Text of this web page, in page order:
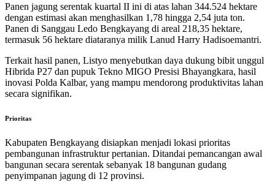
Panen jagung serentak kuartal II ini di atas lahan 344.524 hektare
dengan estimasi akan menghasilkan 1,78 hingga 2,54 juta ton.
Panen di Sanggau Ledo Bengkayang di areal 218,35 hektare,
termasuk 56 hektare diataranya milik Lanud Harry Hadisoemantri.
Terkait hasil panen, Listyo menyebutkan daya dukung bibit unggul
Hibrida P27 dan pupuk Tekno MIGO Presisi Bhayangkara, hasil
inovasi Polda Kalbar, yang mampu mendorong produktivitas lahan
secara signifikan.
Prioritas
Kabupaten Bengkayang disiapkan menjadi lokasi prioritas
pembangunan infrastruktur pertanian. Ditandai pemancangan awal
bangunan secara serentak sebanyak 18 bangunan gudang
penyimpanan jagung di 12 provinsi.